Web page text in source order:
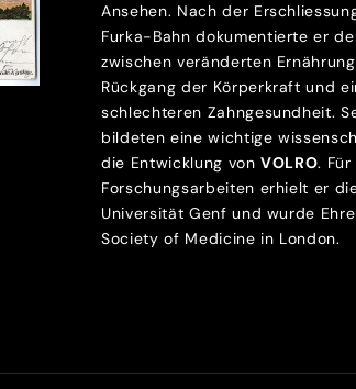
Ansehen. Nach der
Furka-Bahn dokumentierte er
zwischen veränderten
Rückgang der Körperkraft und
schlechteren Zahngesundheit.
bildeten eine wichtige
die Entwicklung vonVOLRO. Für
Forschungsarbeiten erhielt er
Universität Genf und wurde
Society of Medicine in London.